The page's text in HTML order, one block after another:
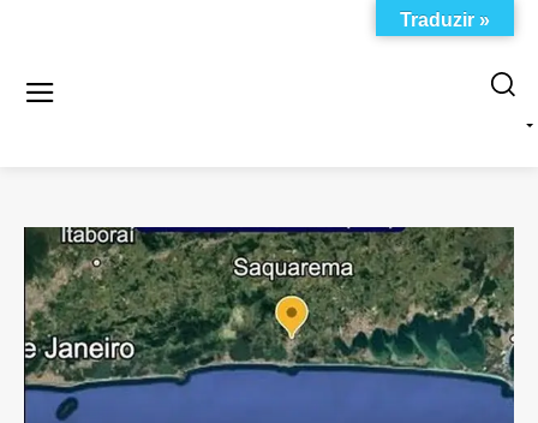
Traduzir »